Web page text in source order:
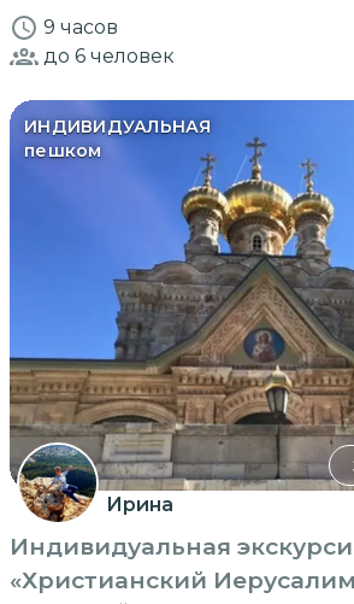
9 часов
до 6 человек
ИНДИВИДУАЛЬНАЯ
пешком
Ирина
Индивидуальная
«Христианский